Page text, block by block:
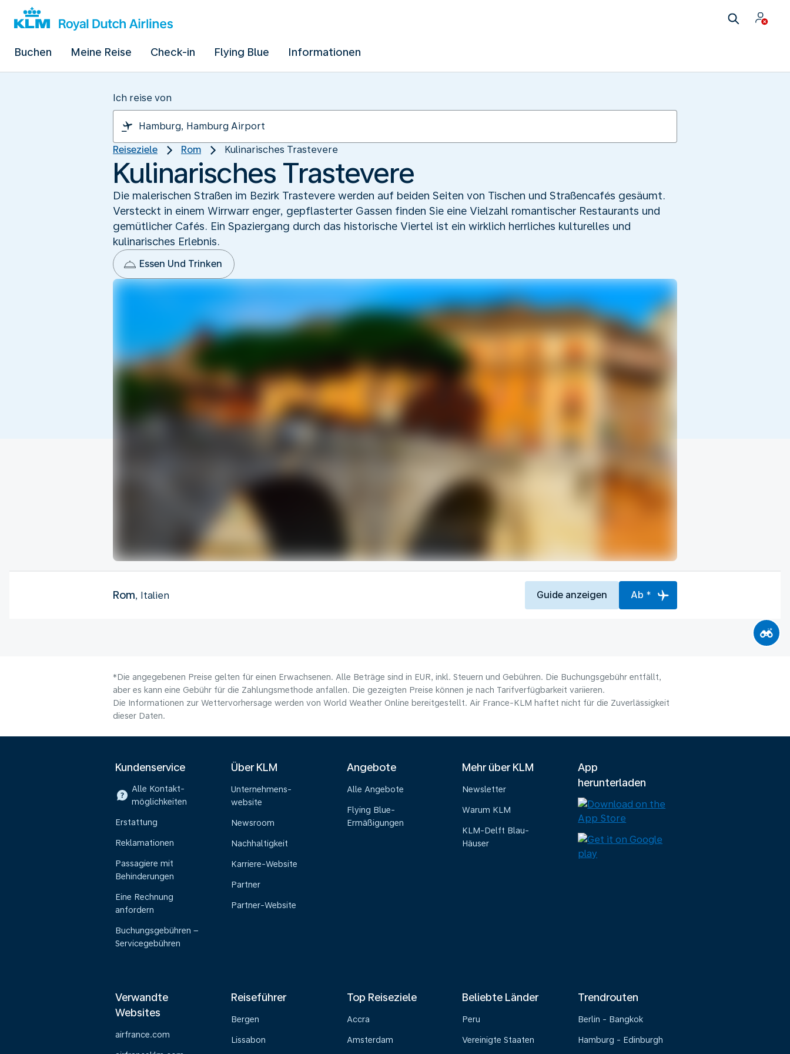
Buchen Meine Reise Check-in Flying Blue Informationen
Ich reise von
Reiseziele Rom Kulinarisches Trastevere
Kulinarisches Trastevere
Die malerischen Straßen im Bezirk Trastevere werden auf beiden Seiten von Tischen und Straßencafés gesäumt.
Versteckt in einem Wirrwarr enger, gepflasterter Gassen finden Sie eine Vielzahl romantischer Restaurants und
gemütlicher Cafés. Ein Spaziergang durch das historische Viertel ist ein wirklich herrliches kulturelles und
kulinarisches Erlebnis.
Essen Und Trinken
Rom, Italien Guide anzeigen Ab *
*Die angegebenen Preise gelten für einen Erwachsenen. Alle Beträge sind in EUR, inkl. Steuern und Gebühren. Die Buchungsgebühr entfällt,
aber es kann eine Gebühr für die Zahlungsmethode anfallen. Die gezeigten Preise können je nach Tarifverfügbarkeit variieren.
Die Informationen zur Wettervorhersage werden von World Weather Online bereitgestellt. Air France-KLM haftet nicht für die Zuverlässigkeit
dieser Daten.
Kundenservice
Alle Kontakt-
möglichkeiten
Erstattung
Reklamationen
Passagiere mit
Behinderungen
Eine Rechnung
anfordern
Buchungsgebühren –
Servicegebühren
Über KLM
Unternehmens-
website
Newsroom
Nachhaltigkeit
Karriere-Website
Partner
Partner-Website
Angebote
Alle Angebote
Flying Blue-
Ermäßigungen
Mehr über KLM
Newsletter
Warum KLM
KLM-Delft Blau-
Häuser
App
herunterladen
Verwandte
Websites
airfrance.com
Reiseführer
Bergen
Lissabon
Top Reiseziele
Accra
Amsterdam
Beliebte Länder
Peru
Vereinigte Staaten
Trendrouten
Berlin - Bangkok
Hamburg - Edinburgh